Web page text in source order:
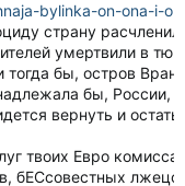
bylinka-on-ona-i-
страну
умертвили в
бы, остров
бы, России,
вернуть и
твоих Евро
бЕСсовестных